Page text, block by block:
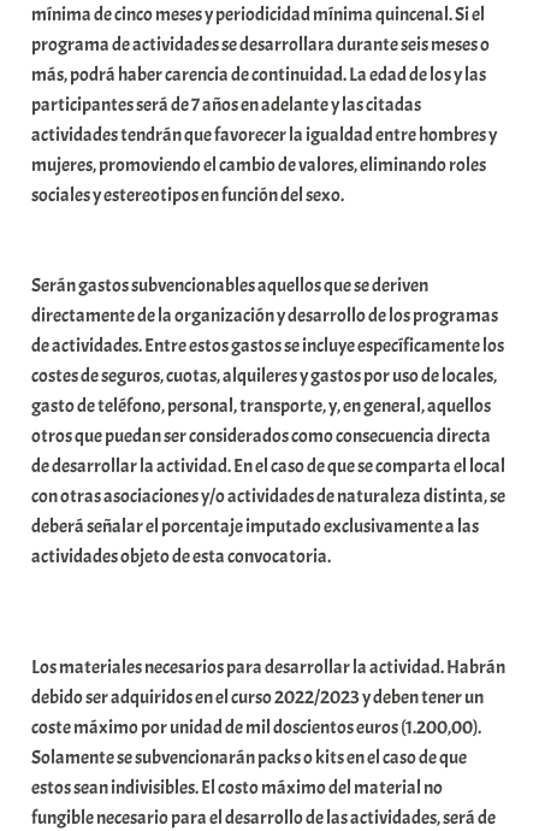
mínima de cinco meses y periodicidad mínima quincenal. Si el
programa de actividades se desarrollara durante seis meses o
más, podrá haber carencia de continuidad. La edad de los y las
participantes será de 7 años en adelante y las citadas
actividades tendrán que favorecer la igualdad entre hombres y
mujeres, promoviendo el cambio de valores, eliminando roles
sociales y estereotipos en función del sexo.
Serán gastos subvencionables aquellos que se deriven
directamente de la organización y desarrollo de los programas
de actividades. Entre estos gastos se incluye específicamente los
costes de seguros, cuotas, alquileres y gastos por uso de locales,
gasto de teléfono, personal, transporte, y, en general, aquellos
otros que puedan ser considerados como consecuencia directa
de desarrollar la actividad. En el caso de que se comparta el local
con otras asociaciones y/o actividades de naturaleza distinta, se
deberá señalar el porcentaje imputado exclusivamente a las
actividades objeto de esta convocatoria.
Los materiales necesarios para desarrollar la actividad. Habrán
debido ser adquiridos en el curso 2022/2023 y deben tener un
coste máximo por unidad de mil doscientos euros (1.200,00).
Solamente se subvencionarán packs o kits en el caso de que
estos sean indivisibles. El costo máximo del material no
fungible necesario para el desarrollo de las actividades, será de